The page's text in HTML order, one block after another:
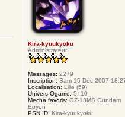
Kira-kyuukyoku
Administrateur
Messages: 2279
Inscription: Sam 15 Déc 2007
Localisation: Lille (59)
Univers Ogame: 5, 10
Mecha favoris: OZ-13MS Gundam
Epyon
PSN ID: Kira-kyuukyoku